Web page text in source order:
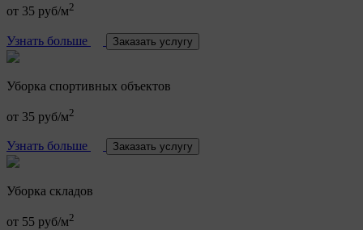
от 35 руб/м2
Узнать больше Заказать услугу
Уборка спортивных объектов
от 35 руб/м2
Узнать больше Заказать услугу
Уборка складов
от 55 руб/м2